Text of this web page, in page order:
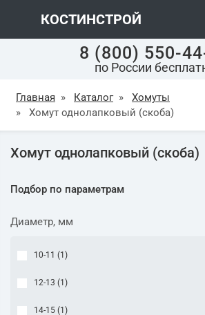
КОСТИНСТРОЙ
8 (800) 550-
по России
Главная » Каталог »
Хомуты
»
Хомут однолапковый (скоба)
Хомут однолапковый (скоба)
Подбор по параметрам
Диаметр, мм
10-11 (1 )
12-13 (1 )
14-15 (1 )